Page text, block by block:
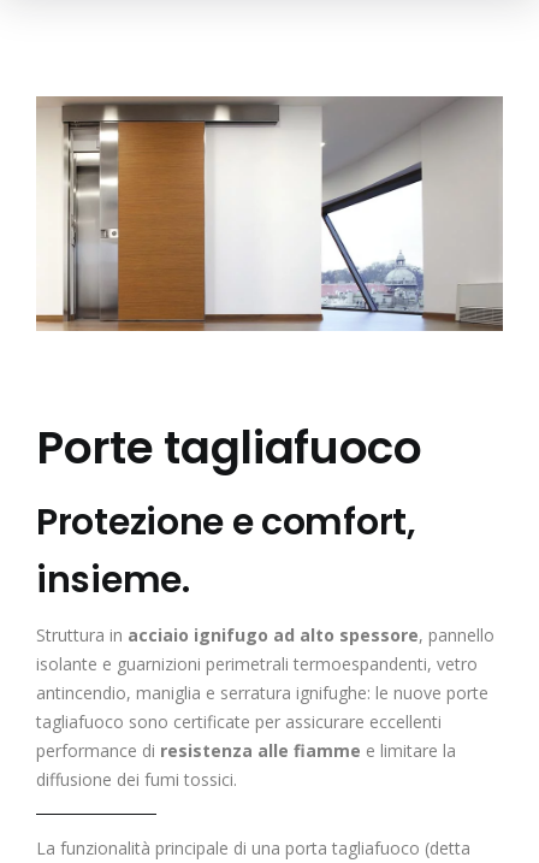
Porte tagliafuoco
Protezione e comfort,
insieme.
Struttura in acciaio ignifugo ad alto spessore, pannello
isolante e guarnizioni perimetrali termoespandenti, vetro
antincendio, maniglia e serratura ignifughe: le nuove porte
tagliafuoco sono certificate per assicurare eccellenti
performance di resistenza alle fiamme e limitare la
diffusione dei fumi tossici.
La funzionalità principale di una porta tagliafuoco (detta